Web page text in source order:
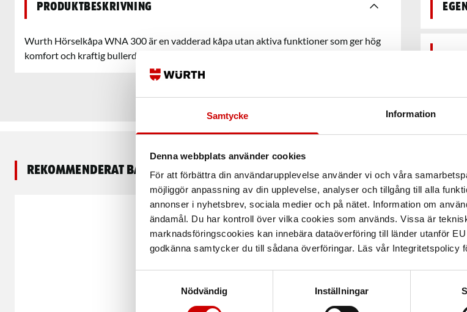
Samtycke Information
Denna webbplats använder cookies
För att förbättra din användarupplevelse använder vi och våra
möjliggör anpassning av din upplevelse, analyser och tillgång till alla
annonser i nyhetsbrev, sociala medier och på nätet. Information om
ändamål. Du har kontroll över vilka cookies som används. Vissa är
marknadsföringscookies kan innebära dataöverföring till länder utanför
godkänna samtycker du till sådana överföringar. Läs vår Integritetspolicy
Nödvändig
Inställningar
Produktbeskrivning
Wurth Hörselkåpa WNA 300 är en vadderad kåpa utan aktiva funktioner som ger hög
komfort och kraftig bullerdämpning.
Rekommenderat baserat på vald produkt